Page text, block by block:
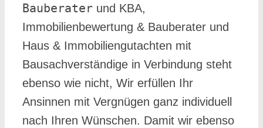
Bauberater und KBA,
Immobilienbewertung & Bauberater und
Haus & Immobiliengutachten mit
Bausachverständige in Verbindung steht
ebenso wie nicht, Wir erfüllen Ihr
Ansinnen mit Vergnügen ganz individuell
nach Ihren Wünschen. Damit wir ebenso